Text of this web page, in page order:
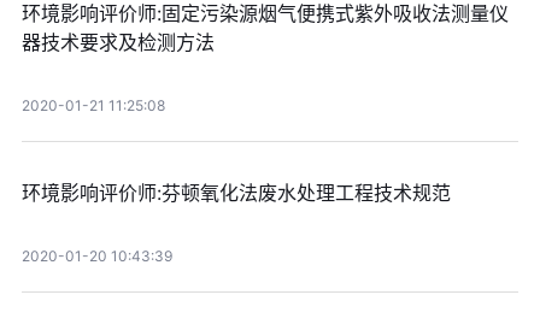
环境影响评价师:固定污染源烟气便携式紫外吸收法测量仪
器技术要求及检测方法
2020-01-21 11:25:08
环境影响评价师:芬顿氧化法废水处理工程技术规范
2020-01-20 10:43:39